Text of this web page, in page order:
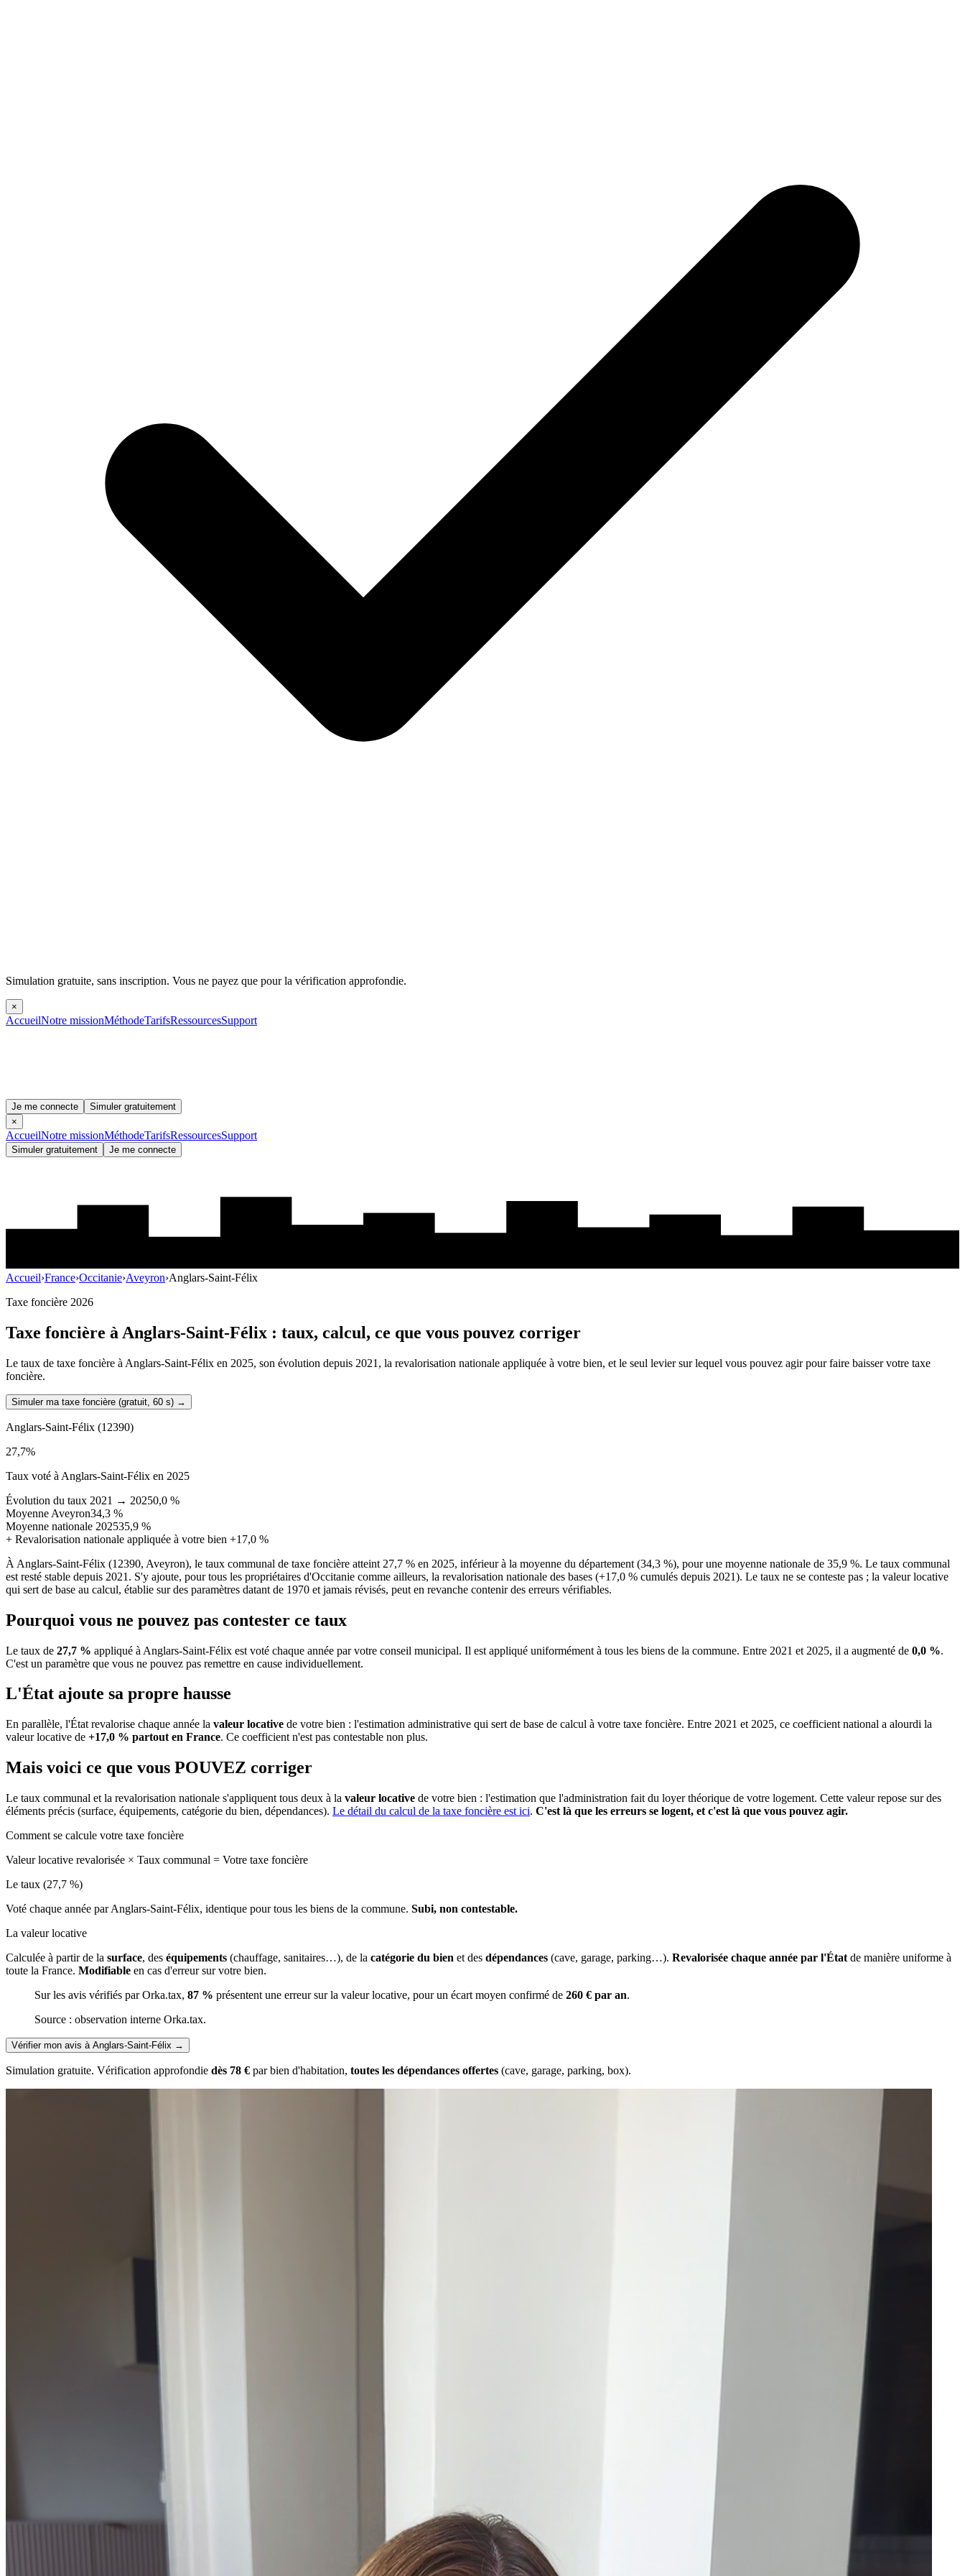
Simulation gratuite, sans inscription. Vous ne payez que pour la vérification approfondie.
×
AccueilNotre missionMéthodeTarifsRessourcesSupport
Je me connecte
Simuler gratuitement
×
AccueilNotre missionMéthodeTarifsRessourcesSupport
Simuler gratuitement Je me connecte
Accueil›France›Occitanie›Aveyron›Anglars-Saint-Félix
Taxe foncière 2026
Taxe foncière à Anglars-Saint-Félix : taux, calcul, ce que vous pouvez corriger
Le taux de taxe foncière à Anglars-Saint-Félix en 2025, son évolution depuis 2021, la revalorisation nationale appliquée à votre bien, et le seul levier sur lequel vous pouvez agir pour faire baisser votre taxe
foncière.
Simuler ma taxe foncière (gratuit, 60 s) →
Anglars-Saint-Félix (12390)
27,7%
Taux voté à Anglars-Saint-Félix en 2025
Évolution du taux 2021 → 20250,0 %
Moyenne Aveyron34,3 %
Moyenne nationale 202535,9 %
+ Revalorisation nationale appliquée à votre bien +17,0 %
À Anglars-Saint-Félix (12390, Aveyron), le taux communal de taxe foncière atteint 27,7 % en 2025, inférieur à la moyenne du département (34,3 %), pour une moyenne nationale de 35,9 %. Le taux communal
est resté stable depuis 2021. S'y ajoute, pour tous les propriétaires d'Occitanie comme ailleurs, la revalorisation nationale des bases (+17,0 % cumulés depuis 2021). Le taux ne se conteste pas ; la valeur locative
qui sert de base au calcul, établie sur des paramètres datant de 1970 et jamais révisés, peut en revanche contenir des erreurs vérifiables.
Pourquoi vous ne pouvez pas contester ce taux
Le taux de 27,7 % appliqué à Anglars-Saint-Félix est voté chaque année par votre conseil municipal. Il est appliqué uniformément à tous les biens de la commune. Entre 2021 et 2025, il a augmenté de 0,0 %.
C'est un paramètre que vous ne pouvez pas remettre en cause individuellement.
L'État ajoute sa propre hausse
En parallèle, l'État revalorise chaque année la valeur locative de votre bien : l'estimation administrative qui sert de base de calcul à votre taxe foncière. Entre 2021 et 2025, ce coefficient national a alourdi la
valeur locative de +17,0 % partout en France. Ce coefficient n'est pas contestable non plus.
Mais voici ce que vous POUVEZ corriger
Le taux communal et la revalorisation nationale s'appliquent tous deux à la valeur locative de votre bien : l'estimation que l'administration fait du loyer théorique de votre logement. Cette valeur repose sur des
éléments précis (surface, équipements, catégorie du bien, dépendances). Le détail du calcul de la taxe foncière est ici. C'est là que les erreurs se logent, et c'est là que vous pouvez agir.
Comment se calcule votre taxe foncière
Valeur locative revalorisée × Taux communal = Votre taxe foncière
Le taux (27,7 %)
Voté chaque année par Anglars-Saint-Félix, identique pour tous les biens de la commune. Subi, non contestable.
La valeur locative
Calculée à partir de la surface, des équipements (chauffage, sanitaires…), de la catégorie du bien et des dépendances (cave, garage, parking…). Revalorisée chaque année par l'État de manière uniforme à
toute la France. Modifiable en cas d'erreur sur votre bien.
Sur les avis vérifiés par Orka.tax, 87 % présentent une erreur sur la valeur locative, pour un écart moyen confirmé de 260 € par an.
Source : observation interne Orka.tax.
Vérifier mon avis à Anglars-Saint-Félix →
Simulation gratuite. Vérification approfondie dès 78 € par bien d'habitation, toutes les dépendances offertes (cave, garage, parking, box).